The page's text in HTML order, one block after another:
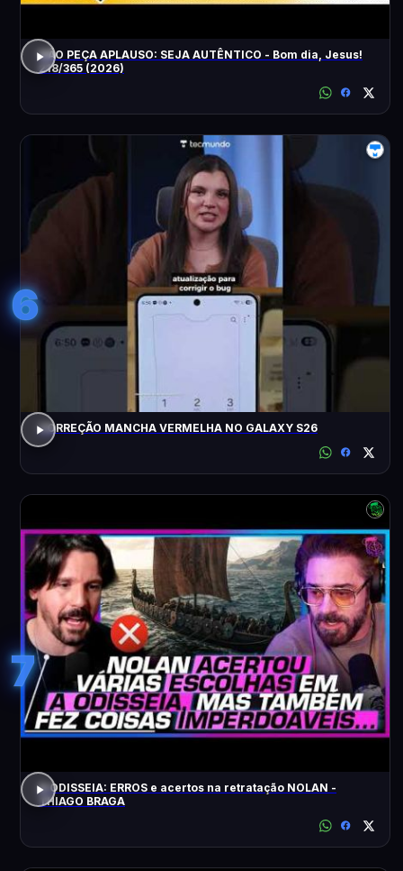
NÃO PEÇA APLAUSO: SEJA AUTÊNTICO - Bom dia, Jesus!
218/365 (2026)
6
CORREÇÃO MANCHA VERMELHA NO GALAXY S26
7
A ODISSEIA: ERROS e acertos na retratação NOLAN -
THIAGO BRAGA